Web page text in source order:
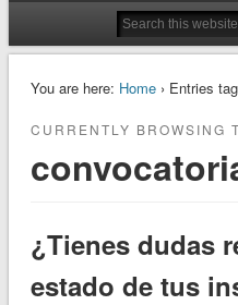
You are here: Home› Entries
CURRENTLY BROWSING
¿Tienes dudas
estado de tus